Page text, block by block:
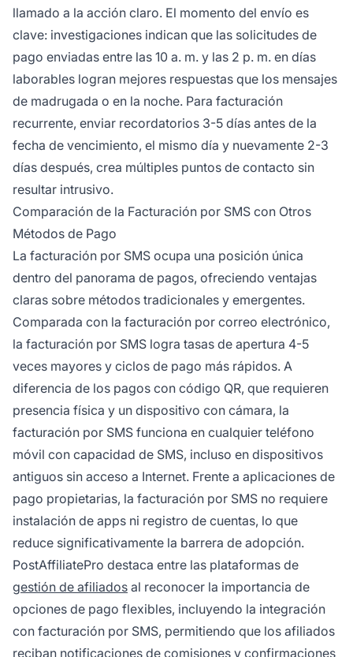
llamado a la acción claro. El momento del envío es
clave: investigaciones indican que las solicitudes de
pago enviadas entre las 10 a. m. y las 2 p. m. en días
laborables logran mejores respuestas que los mensajes
de madrugada o en la noche. Para facturación
recurrente, enviar recordatorios 3-5 días antes de la
fecha de vencimiento, el mismo día y nuevamente 2-3
días después, crea múltiples puntos de contacto sin
resultar intrusivo.
Comparación de la Facturación por SMS con Otros
Métodos de Pago
La facturación por SMS ocupa una posición única
dentro del panorama de pagos, ofreciendo ventajas
claras sobre métodos tradicionales y emergentes.
Comparada con la facturación por correo electrónico,
la facturación por SMS logra tasas de apertura 4-5
veces mayores y ciclos de pago más rápidos. A
diferencia de los pagos con código QR, que requieren
presencia física y un dispositivo con cámara, la
facturación por SMS funciona en cualquier teléfono
móvil con capacidad de SMS, incluso en dispositivos
antiguos sin acceso a Internet. Frente a aplicaciones de
pago propietarias, la facturación por SMS no requiere
instalación de apps ni registro de cuentas, lo que
reduce significativamente la barrera de adopción.
PostAffiliatePro destaca entre las plataformas de
gestión de afiliados al reconocer la importancia de
opciones de pago flexibles, incluyendo la integración
con facturación por SMS, permitiendo que los afiliados
reciban notificaciones de comisiones y confirmaciones